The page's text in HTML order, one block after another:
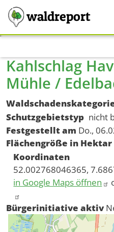
waldreport
Kahlschlag
Mühle /
Schutzgebietstyp nicht
Festgestellt am Do.,
Flächengröße in Hektar
Koordinaten
52.002768046365,
in Google Maps öffnen
Bürgerinitiative aktiv